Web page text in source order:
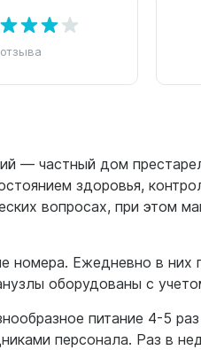
— частный дом
здоровья,
вопросах, при этом
номера. Ежедневно в них
оборудованы с
питание 4-5
персонала. Раз в